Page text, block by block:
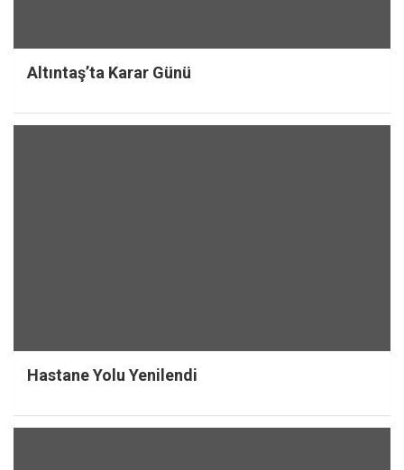
Altıntaş’ta Karar Günü
Hastane Yolu Yenilendi